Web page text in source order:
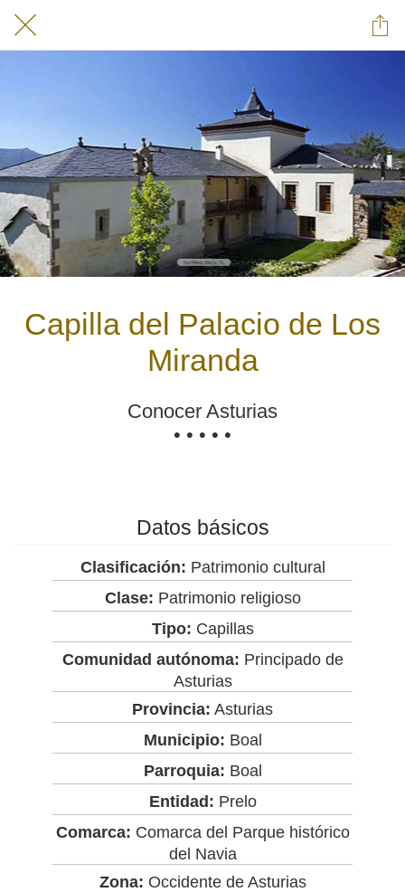
Capilla del Palacio de Los
Miranda
Conocer Asturias
• • • • •
Datos básicos
Clasificación: Patrimonio cultural
Clase: Patrimonio religioso
Tipo: Capillas
Comunidad autónoma: Principado de
Asturias
Provincia: Asturias
Municipio: Boal
Parroquia: Boal
Entidad: Prelo
Comarca: Comarca del Parque histórico
del Navia
Zona: Occidente de Asturias